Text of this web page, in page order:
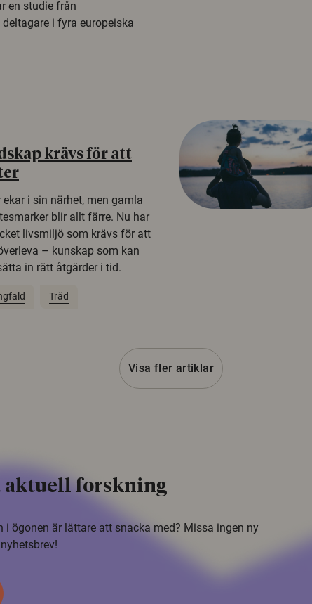
en studie från
i fyra europeiska
krävs för att
ekar i sin närhet, men gamla
blir allt färre. Nu har
livsmiljö som krävs för att
– kunskap som kan
in rätt åtgärder i tid.
Träd
Visa fler artiklar
aktuell forskning
i ögonen är lättare att snacka med? Missa ingen ny